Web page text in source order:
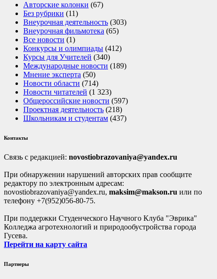
Авторские колонки (67)
Без рубрики (11)
Внеурочная деятельность (303)
Внеурочная фильмотека (65)
Все новости (1)
Конкурсы и олимпиады (412)
Курсы для Учителей (340)
Международные новости (189)
Мнение эксперта (50)
Новости области (714)
Новости читателей (1 323)
Общероссийские новости (597)
Проектная деятельность (218)
Школьникам и студентам (437)
Контакты
Связь с редакцией: novostiobrazovaniya@yandex.ru
При обнаружении нарушений авторских прав сообщите
редактору по электронным адресам:
novostiobrazovaniya@yandex.ru, maksim@makson.ru или по
телефону +7(952)056-80-75.
При поддержки Студенческого Научного Клуба "Эврика"
Колледжа агротехнологий и природообустройства города
Гусева.
Перейти на карту сайта
Партнеры